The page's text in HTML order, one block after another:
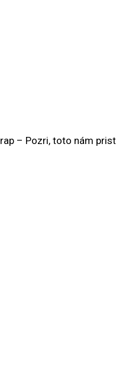
– Pozri, toto nám